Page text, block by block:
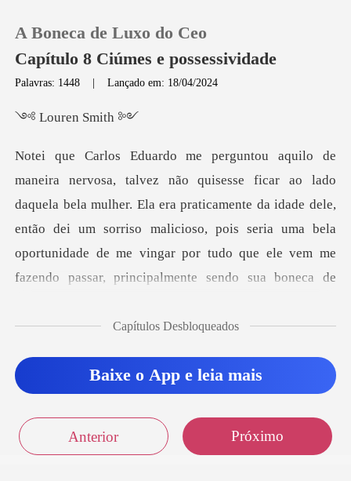
Loja
Histórico
Sair
A Boneca de Luxo do Ceo
Capítulo 8 Ciúmes e possessividade
Palavras: 1448 |Lançado em: 18/04/2024
ren S
la bela mulher. Ela era praticamente da idade dele,
então dei um sorriso malicioso, pois seria uma bela
Capítulos Desbloqueados
Baixe o App e leia mais
Anterior Próximo